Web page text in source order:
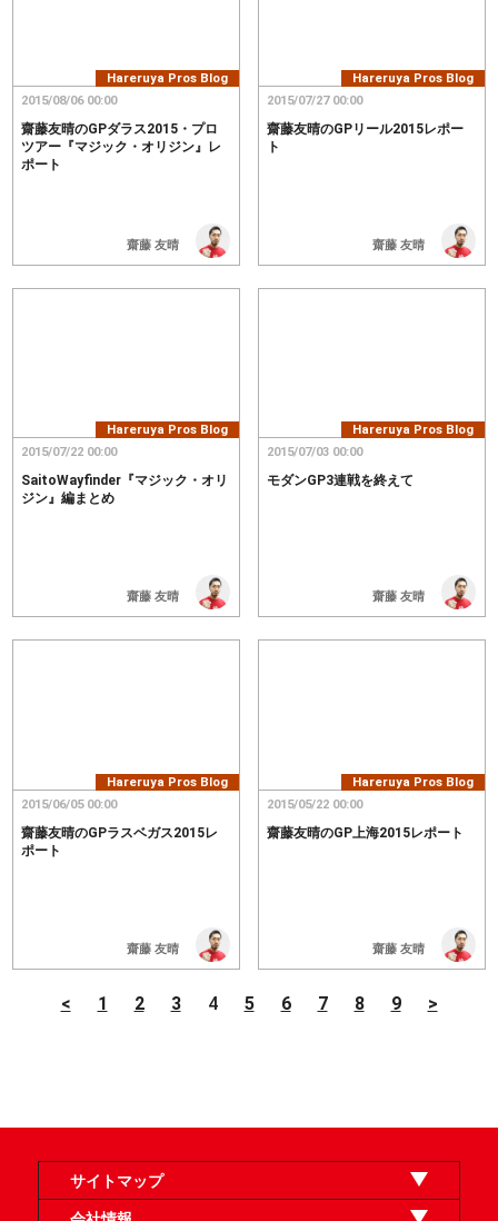
Hareruya Pros Blog
齋藤 友晴
齋藤友晴のGPダラス2015・プロ
ツアー『マジック・オリジン』レ
ポート
2015/08/06 00:00
Hareruya Pros Blog
齋藤 友晴
齋藤友晴のGPリール2015レポー
ト
2015/07/27 00:00
Hareruya Pros Blog
齋藤 友晴
SaitoWayfinder『マジック・オリ
ジン』編まとめ
2015/07/22 00:00
Hareruya Pros Blog
齋藤 友晴
モダンGP3連戦を終えて
2015/07/03 00:00
Hareruya Pros Blog
齋藤 友晴
齋藤友晴のGPラスベガス2015レ
ポート
2015/06/05 00:00
Hareruya Pros Blog
齋藤 友晴
齋藤友晴のGP上海2015レポート
2015/05/22 00:00
< 1 2 3 4 5 6 7 8 9 >
サイトマップ
オンラインショップ
買取
記事
選手一覧
デッキ検索
デッキ構築
イベント・大会
店舗のご案内
お問い合わせ
ヘルプ
FAQ